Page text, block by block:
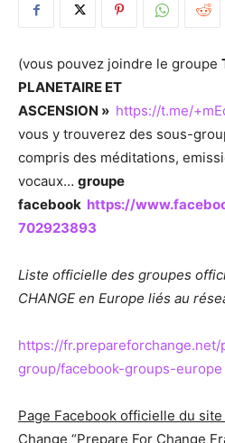
(vous pouvez joindre le groupe
PLANETAIRE ET
ASCENSION » https://t.me/
vous y trouverez des sous-
compris des méditations,
vocaux… groupe
facebook https://
702923893
Liste officielle des groupes
CHANGE en Europe liés au
https://
group/facebook-groups-europe
Page Facebook officielle du
Change “Prepare For Change